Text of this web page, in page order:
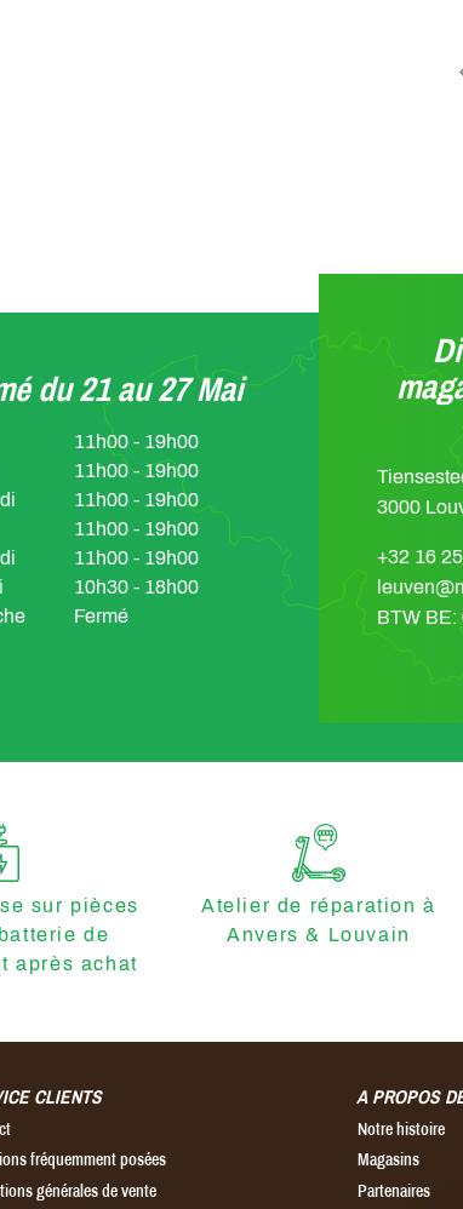
du 21 au 27 Mai
11h00 - 19h00
11h00 - 19h00
11h00 - 19h00
11h00 - 19h00
11h00 - 19h00
10h30 - 18h00
Fermé
3000
+32 16
BTW BE:
sur pièces
de
après achat
Atelier de réparation à
Anvers & Louvain
CLIENTS
fréquemment posées
générales de vente
A PROPOS
Notre histoire
Magasins
Partenaires